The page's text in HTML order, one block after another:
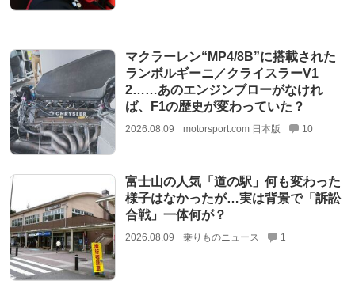
マクラーレン“MP4/8B”に搭載された
ランボルギーニ／クライスラーV1
2……あのエンジンブローがなけれ
ば、F1の歴史が変わっていた？
2026.08.09 motorsport.com 日本版 10
富士山の人気「道の駅」何も変わった
様子はなかったが…実は背景で「訴訟
合戦」一体何が？
2026.08.09 乗りものニュース 1